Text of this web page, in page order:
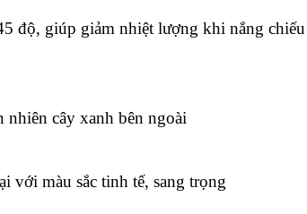
độ, giúp giảm nhiệt lượng khi nắng
cây xanh bên ngoài
với màu sắc tinh tế, sang trọng